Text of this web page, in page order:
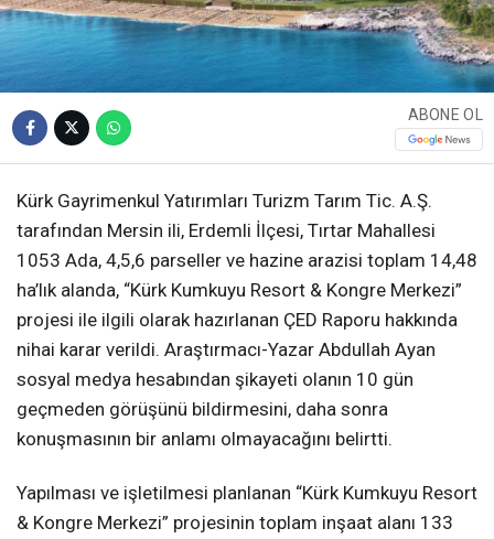
ABONE OL
Kürk Gayrimenkul Yatırımları Turizm Tarım Tic. A.Ş.
tarafından Mersin ili, Erdemli İlçesi, Tırtar Mahallesi
1053 Ada, 4,5,6 parseller ve hazine arazisi toplam 14,48
ha’lık alanda, “Kürk Kumkuyu Resort & Kongre Merkezi”
projesi ile ilgili olarak hazırlanan ÇED Raporu hakkında
nihai karar verildi. Araştırmacı-Yazar Abdullah Ayan
sosyal medya hesabından şikayeti olanın 10 gün
geçmeden görüşünü bildirmesini, daha sonra
konuşmasının bir anlamı olmayacağını belirtti.
Yapılması ve işletilmesi planlanan “Kürk Kumkuyu Resort
& Kongre Merkezi” projesinin toplam inşaat alanı 133